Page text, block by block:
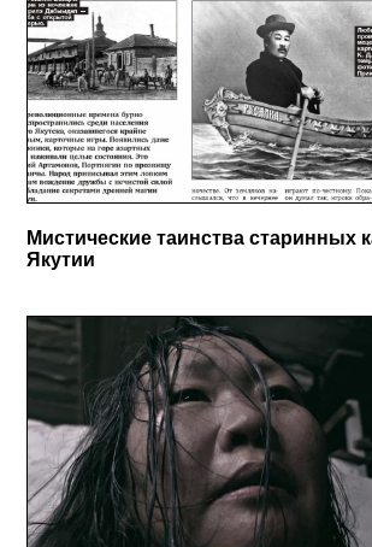
Мистические таинства старинных
Якутии